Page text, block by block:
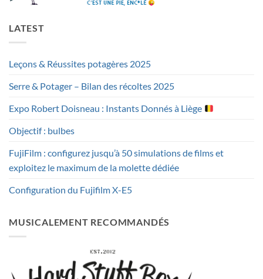
LATEST
Leçons & Réussites potagères 2025
Serre & Potager – Bilan des récoltes 2025
Expo Robert Doisneau : Instants Donnés à Liège
Objectif : bulbes
FujiFilm : configurez jusqu’à 50 simulations de films et
exploitez le maximum de la molette dédiée
Configuration du Fujifilm X-E5
MUSICALEMENT RECOMMANDÉS